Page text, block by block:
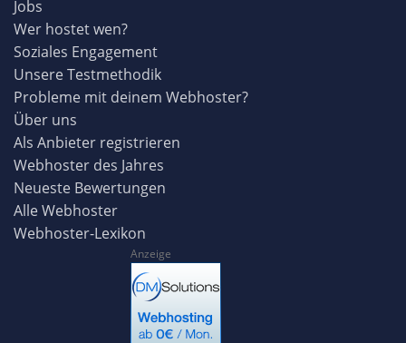
Jobs
Wer hostet wen?
Soziales Engagement
Unsere Testmethodik
Probleme mit deinem Webhoster?
Über uns
Als Anbieter registrieren
Webhoster des Jahres
Neueste Bewertungen
Alle Webhoster
Webhoster-Lexikon
Anzeige